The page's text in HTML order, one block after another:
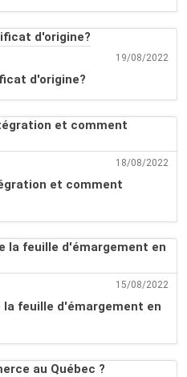
19/08/2022
d'origine?
18/08/2022
et comment
15/08/2022
la feuille d'émargement en